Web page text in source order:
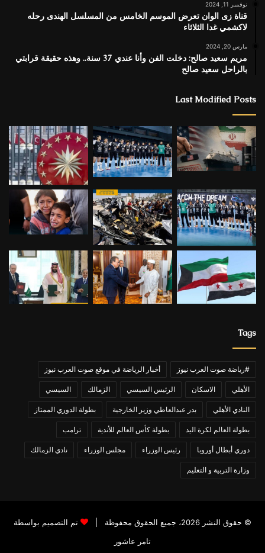
نوفمبر 11, 2024
قناة زى الوان تعرض الموسم الخامس من المسلسل الهندى رحله
لاكشمي غدا الثلاثاء
مارس 20, 2024
مريم سعيد صالح: دخلت الفن وأنا عندي 37 سنة.. وهذه حقيقة قرابتي
بالراحل سعيد صالح
Last Modified Posts
Tags
#رياضة صوت العرب نيوز أخبار الرياضة في موقع صوت العرب نيوز
الأهلي الاسكان الرئيس السيسي الزمالك السيسي
النادي الأهلي بدر عبدالعاطي وزير الخارجية بطولة الدوري الممتاز
بطولة العالم لكرة اليد بطولة كأس العالم للأندية ترامب
دوري أبطال أوروبا رئيس الوزراء مجلس الوزراء نادي الزمالك
وزارة التربية و التعليم
© حقوق النشر 2026، جميع الحقوق محفوظة |
تم التصميم بواسطة
تامر عاشور